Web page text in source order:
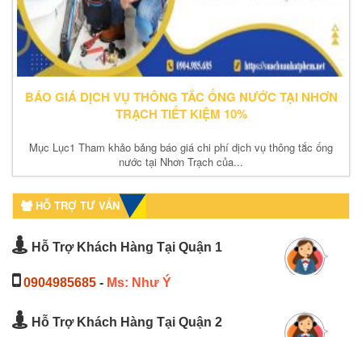
BÁO GIÁ DỊCH VỤ THÔNG TẮC ỐNG NƯỚC TẠI NHƠN
TRẠCH TIẾT KIỆM 10%
Mục Lục1 Tham khảo bảng báo giá chi phí dịch vụ thông tắc ống
nước tại Nhơn Trạch của...
HỖ TRỢ TƯ VẤN
Hỗ Trợ Khách Hàng Tại Quận 1
0904985685 - Ms: Như Ý
Hỗ Trợ Khách Hàng Tại Quận 2